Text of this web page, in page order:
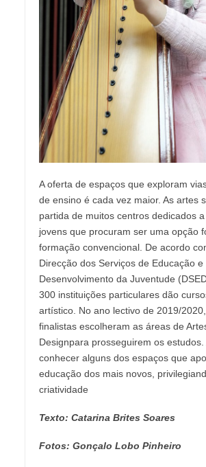
A oferta de espaços que exploram
de ensino é cada vez maior. As artes
partida de muitos centros dedicados
jovens que procuram ser uma opção
formação convencional. De acordo
Direcção dos Serviços de Educação e
Desenvolvimento da Juventude
300 instituições particulares dão
artístico. No ano lectivo de 2019/
finalistas escolheram as áreas de
Designpara prosseguirem os estudos.
conhecer alguns dos espaços que
educação dos mais novos,
criatividade
Texto: Catarina Brites Soares
Fotos: Gonçalo Lobo Pinheiro